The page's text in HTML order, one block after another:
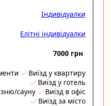
Індивідуалки
Елітні індивідуалки
7000 грн
Виїзд у квартиру
Виїзд у готель
сауну
Виїзд в офіс
Виїзд за місто